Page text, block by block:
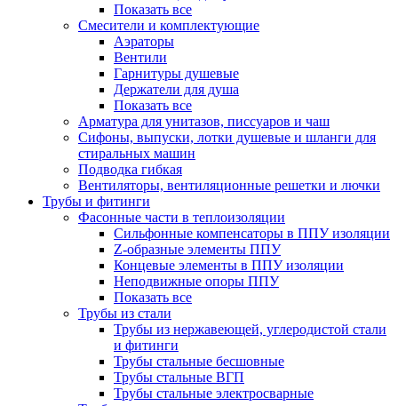
Показать все
Смесители и комплектующие
Аэраторы
Вентили
Гарнитуры душевые
Держатели для душа
Показать все
Арматура для унитазов, писсуаров и чаш
Сифоны, выпуски, лотки душевые и шланги для
стиральных машин
Подводка гибкая
Вентиляторы, вентиляционные решетки и лючки
Трубы и фитинги
Фасонные части в теплоизоляции
Cильфонные компенсаторы в ППУ изоляции
Z-образные элементы ППУ
Концевые элементы в ППУ изоляции
Неподвижные опоры ППУ
Показать все
Трубы из стали
Трубы из нержавеющей, углеродистой стали
и фитинги
Трубы стальные бесшовные
Трубы стальные ВГП
Трубы стальные электросварные